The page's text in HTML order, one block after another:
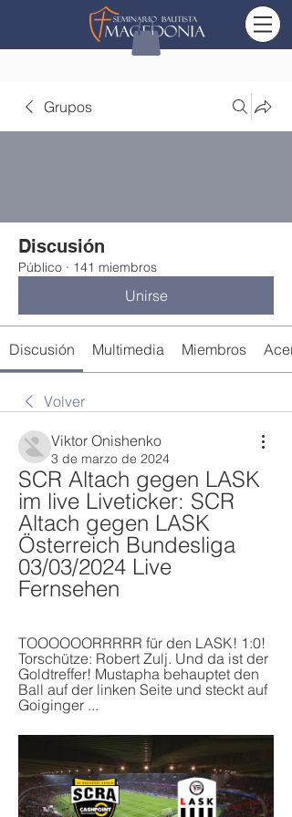
Grupos
Discusión
Público · 141 miembros
Unirse
Discusión Multimedia Miembros
Volver
Viktor Onishenko
3 de marzo de 2024
SCR Altach gegen LASK
im live Liveticker: SCR
Altach gegen LASK
Österreich Bundesliga
03/03/2024 Live
Fernsehen
TOOOOOORRRRR für den LASK! 1:0!
Torschütze: Robert Zulj. Und da ist der
Goldtreffer! Mustapha behauptet den
Ball auf der linken Seite und steckt auf
Goiginger ...